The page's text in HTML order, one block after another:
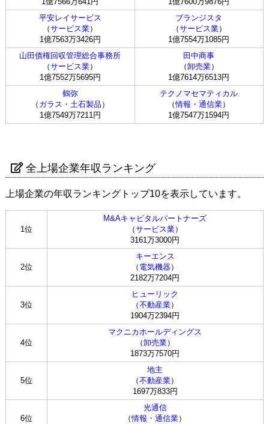
平安レイサービス
（サービス業）
1億7563万3426円
ブランジスタ
（サービス業）
1億7554万1085円
山田債権回収管理総合事務所
（サービス業）
1億7552万5695円
田中商事
（卸売業）
1億7614万6513円
鶴弥
（ ガラス・土石製品 ）
1億7549万7211円
テクノマセマティカル
（情報・通信業）
1億7547万1594円
全上場企業年収ランキング
上場企業の年収ランキングトップ10を表示しています。
1位
M&Aキャピタルパートナーズ
（サービス業）
3161万3000円
2位
キーエンス
（ 電気機器）
2182万7204円
3位
ヒューリック
（不動産業）
1904万2394円
4位
マクニカホールディングス
（卸売業）
1873万7570円
5位
地主
（不動産業）
1697万833円
6位
光通信
（情報・通信業）